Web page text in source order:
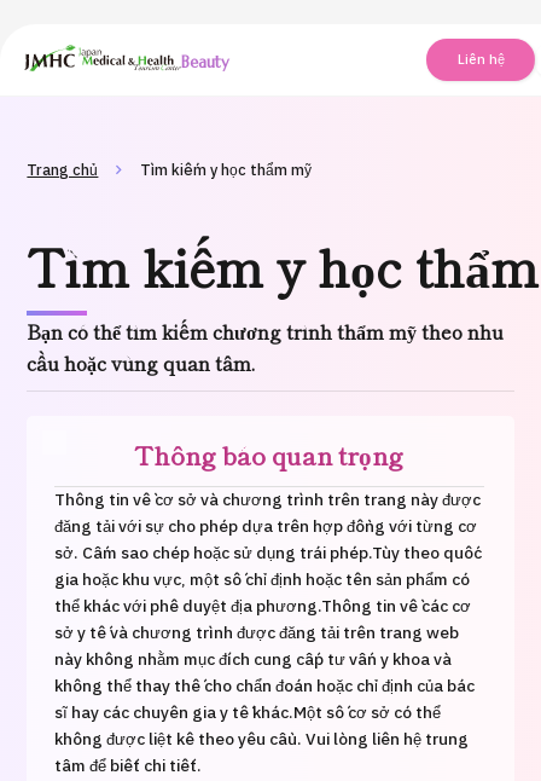
Trung tâm Du lịch Y tế & Sức khỏe Nhật Bản (JMHC) Liên hệ
Về Japan Medical Quy trình khám chữa
Tìm theo
Tìm theo xét nghiệm /
Gói dịch vụ ý kiến y tế thứ hai cho bệnh nhân quốc tế（Bệnh viện
khoa Shonan Kamakura）
治療 治療
2026.01.12
Trang chủ Tìm kiếm y học thẩm mỹ
Tìm kiếm y học
Bạn có thể tìm kiếm chương trình thẩm mỹ theo nhu
cầu hoặc vùng quan tâm.
Thông báo quan trọng
Thông tin về cơ sở và chương trình trên trang này được
đăng tải với sự cho phép dựa trên hợp đồng với từng cơ
sở. Cấm sao chép hoặc sử dụng trái phép.Tùy theo quốc
gia hoặc khu vực, một số chỉ định hoặc tên sản phẩm có
thể khác với phê duyệt địa phương.Thông tin về các cơ
sở y tế và chương trình được đăng tải trên trang web
này không nhằm mục đích cung cấp tư vấn y khoa và
không thể thay thế cho chẩn đoán hoặc chỉ định của bác
sĩ hay các chuyên gia y tế khác.Một số cơ sở có thể
không được liệt kê theo yêu cầu. Vui lòng liên hệ trung
tâm để biết chi tiết.